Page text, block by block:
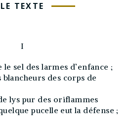
LE TEXTE
I
le sel des larmes d’enfance ;
blancheurs des corps de
lys pur des oriflammes
pucelle eut la défense ;